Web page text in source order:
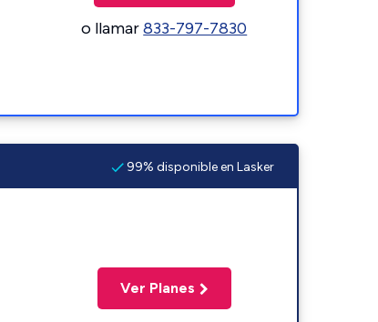
o llamar833-797-7830
99% disponible en Lasker
Ver Planes